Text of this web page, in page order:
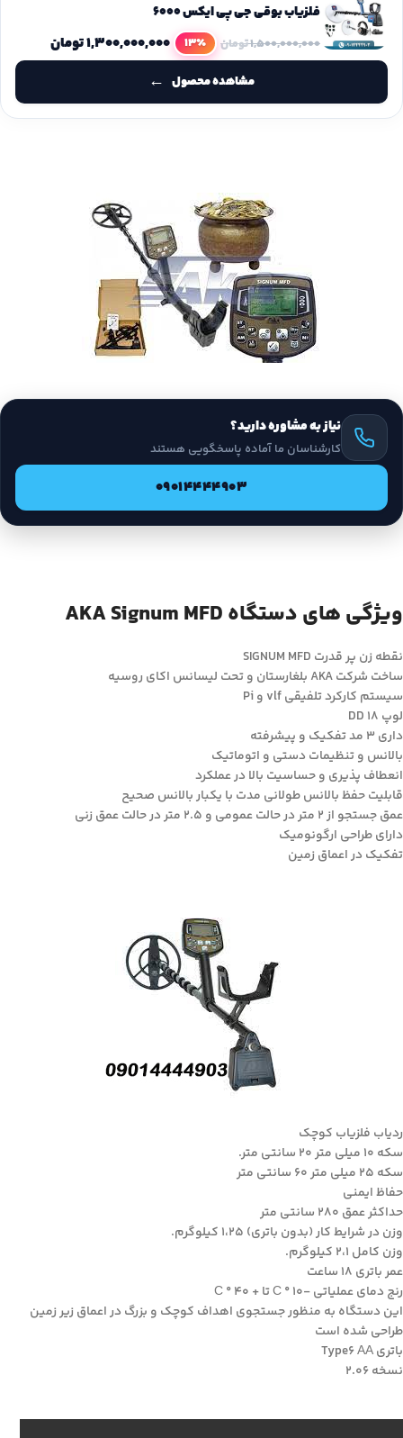
فلزیاب بوقی جی پی ایکس 6000
۱,۵۰۰,۰۰۰,۰۰۰تومان 13٪ ۱,۳۰۰,۰۰۰,۰۰۰تومان
مشاهده محصول
نیاز به مشاوره دارید؟
کارشناسان ما آماده پاسخگویی هستند
09014444903
ویژگی های دستگاه AKA Signum MFD
نقطه زن پر قدرت SIGNUM MFD
ساخت شرکت AKA بلغارستان و تحت لیسانس اکای روسیه
سیستم کارکرد تلفیقی vlf و‌ Pi
لوپ 18 DD
داری 3 مد تفکیک و پیشرفته
بالانس و تنظیمات دستی و اتوماتیک
انعطاف پذیری و حساسیت بالا در عملکرد
قابلیت حفظ بالانس طولانی مدت با یکبار بالانس صحیح
عمق جستجو از 2 متر در حالت عمومی و ۲.۵ متر در حالت عمق زنی
دارای طراحی ارگونومیک
تفکیک در اعماق زمین
ردیاب فلزیاب کوچک
سکه 10 میلی متر 20 سانتی متر.
سکه 25 میلی متر 60 سانتی متر
حفاظ ایمنی
حداکثر عمق 280 سانتی متر
وزن در شرایط کار (بدون باتری) 1،25 کیلوگرم.
وزن کامل 2،1 کیلوگرم.
عمر باتری 18 ساعت
رنج دمای عملیاتی -10 ° С تا + 40 ° С
این دستگاه به منظور جستجوی اهداف کوچک و بزرگ در اعماق زیر زمین
طراحی شده است
باتری Type6 АА
نسخه 2.06